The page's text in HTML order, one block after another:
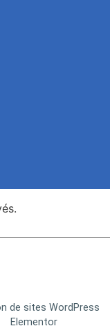
de sites WordPress
Elementor